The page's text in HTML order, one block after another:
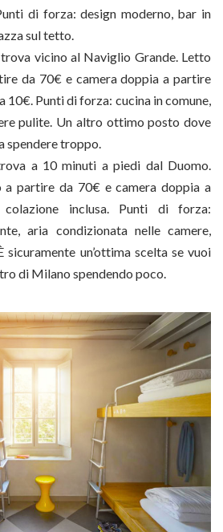
di forza: design moderno, bar in
sul tetto.
trova vicino al Naviglio Grande. Letto
da 70€ e camera doppia a partire
10€. Punti di forza: cucina in comune,
pulite. Un altro ottimo posto dove
spendere troppo.
a 10 minuti a piedi dal Duomo.
partire da 70€ e camera doppia a
inclusa. Punti di forza:
aria condizionata nelle camere,
un’ottima scelta se vuoi
di Milano spendendo poco.